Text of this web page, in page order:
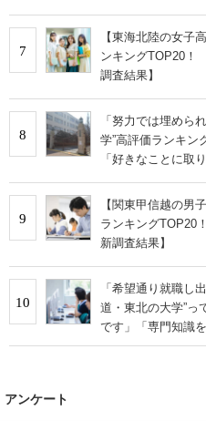
7
【東海北陸の女子
ンキングTOP20！
調査結果】
8
「努力では埋めら
学”高評価ランキン
「好きなことに取
9
【関東甲信越の男
ランキングTOP20
新調査結果】
10
「希望通り就職し
道・東北の大学”
です」「専門知識
アンケート